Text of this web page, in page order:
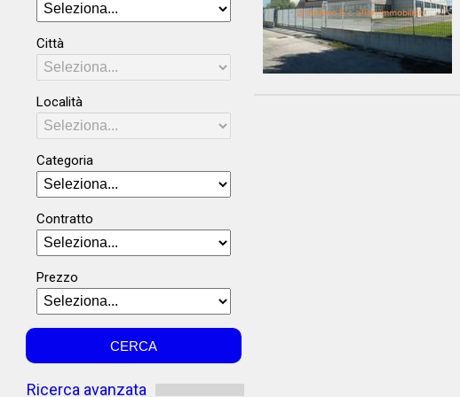
Città
Località
Categoria
Contratto
Prezzo
Ricerca avanzata